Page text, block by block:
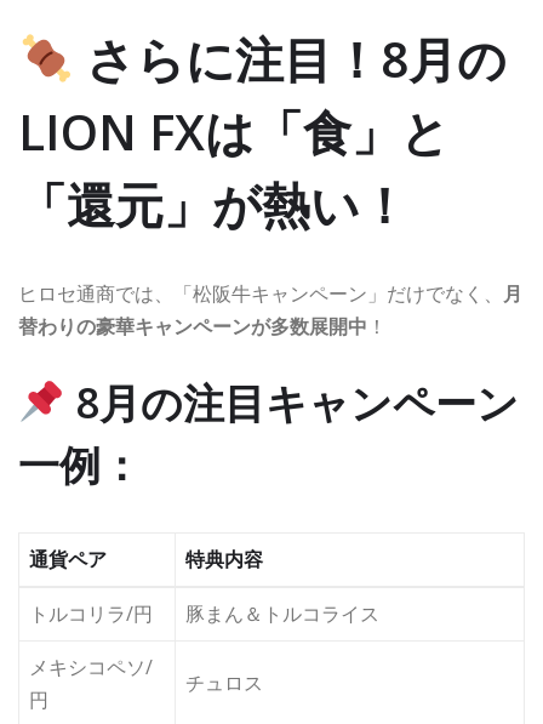
さらに注目！8月の
LION FXは「食」と
「還元」が熱い！
ヒロセ通商では、「松阪牛キャンペーン」だけでなく、 月
替わりの豪華キャンペーンが多数展開中 ！
8月の注目キャンペーン
一例：
通貨ペア 特典内容
トルコリラ/円
豚まん＆トルコライス
メキシコペソ/
円
チュロス